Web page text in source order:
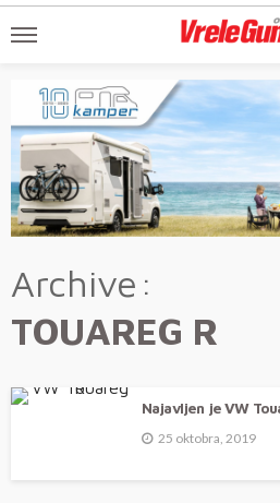
Archive
TOUAREG R
Najavljen je VW
25 oktobra, 2019